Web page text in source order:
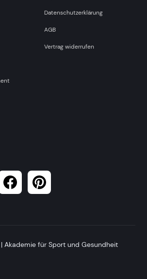
Datenschutzerklärung
AGB
Vertrag widerrufen
Akademie für Sport und Gesundheit